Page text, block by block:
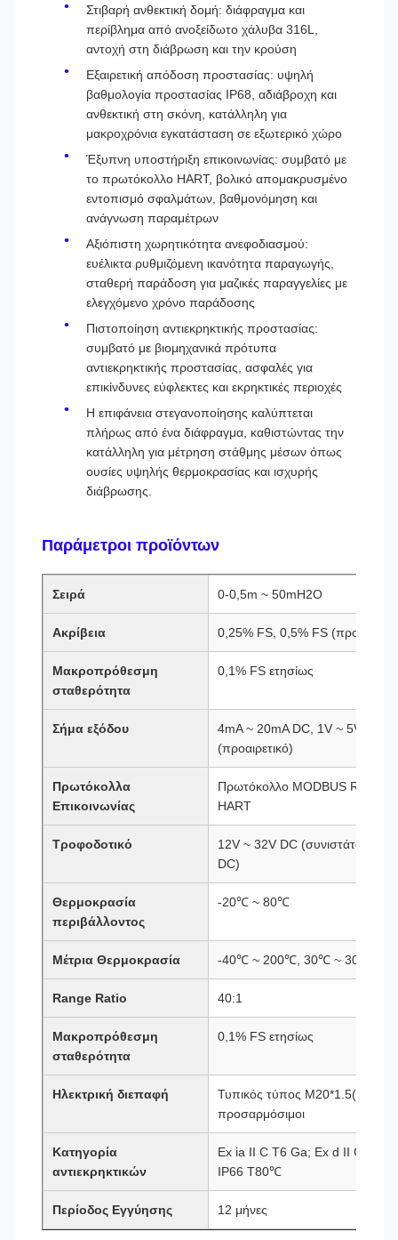
Στιβαρή ανθεκτική δομή: διάφραγμα και
περίβλημα από ανοξείδωτο χάλυβα 316L,
αντοχή στη διάβρωση και την κρούση
Εξαιρετική απόδοση προστασίας: υψηλή
βαθμολογία προστασίας IP68, αδιάβροχη και
ανθεκτική στη σκόνη, κατάλληλη για
μακροχρόνια εγκατάσταση σε εξωτερικό χώρο
Έξυπνη υποστήριξη επικοινωνίας: συμβατό με
το πρωτόκολλο HART, βολικό απομακρυσμένο
εντοπισμό σφαλμάτων, βαθμονόμηση και
ανάγνωση παραμέτρων
Αξιόπιστη χωρητικότητα ανεφοδιασμού:
ευέλικτα ρυθμιζόμενη ικανότητα παραγωγής,
σταθερή παράδοση για μαζικές παραγγελίες με
ελεγχόμενο χρόνο παράδοσης
Πιστοποίηση αντιεκρηκτικής προστασίας:
συμβατό με βιομηχανικά πρότυπα
αντιεκρηκτικής προστασίας, ασφαλές για
επικίνδυνες εύφλεκτες και εκρηκτικές περιοχές
Η επιφάνεια στεγανοποίησης καλύπτεται
πλήρως από ένα διάφραγμα, καθιστώντας την
κατάλληλη για μέτρηση στάθμης μέσων όπως
ουσίες υψηλής θερμοκρασίας και ισχυρής
διάβρωσης.
Παράμετροι προϊόντων
Σειρά 0-0,5m ~ 50mH2O
Ακρίβεια 0,25% FS, 0,5% FS
Μακροπρόθεσμη
σταθερότητα
0,1% FS ετησίως
Σήμα εξόδου
4mA ~ 20mA DC, 1V ~ 5V DC,
(προαιρετικό)
Πρωτόκολλα
Επικοινωνίας
Πρωτόκολλο MODBUS RTU,
HART
Τροφοδοτικό
12V ~ 32V DC (συνιστάται
DC)
Θερμοκρασία
περιβάλλοντος
-20℃ ~ 80℃
Μέτρια Θερμοκρασία -40℃ ~ 200℃, 30℃ ~ 300℃
Range Ratio 40:1
Μακροπρόθεσμη
σταθερότητα
0,1% FS ετησίως
Ηλεκτρική διεπαφή
Τυπικός τύπος M20*1.5(F),
προσαρμόσιμοι
Κατηγορία
αντιεκρηκτικών
Ex ia II C T6 Ga; Ex d II C T6
IP66 T80℃
Περίοδος Εγγύησης 12 μήνες